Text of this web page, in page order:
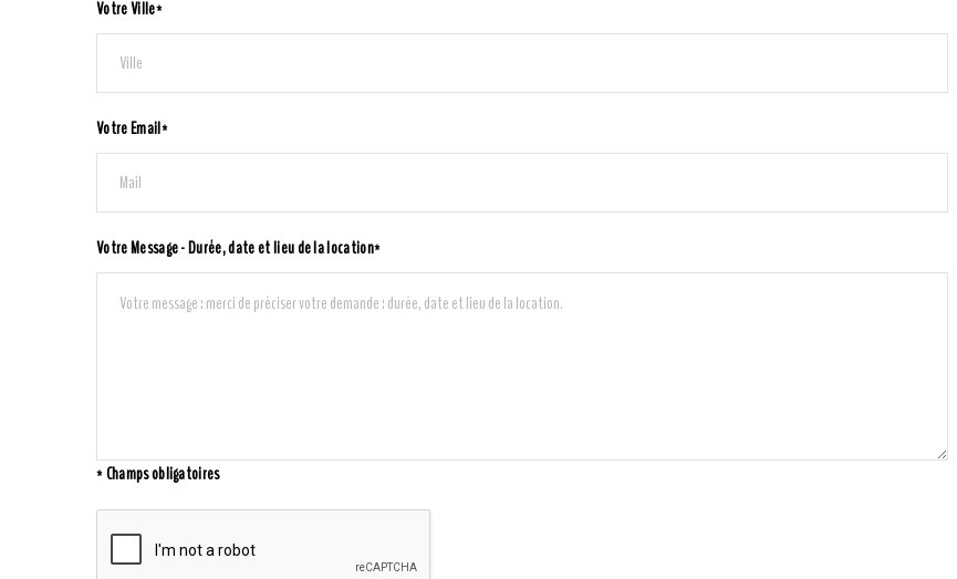
Votre Ville*
Votre Email*
Votre Message - Durée, date et lieu de la location*
* Champs obligatoires